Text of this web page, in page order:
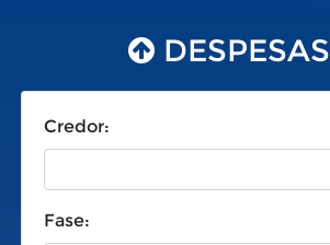
DESPESAS
Credor:
Fase: